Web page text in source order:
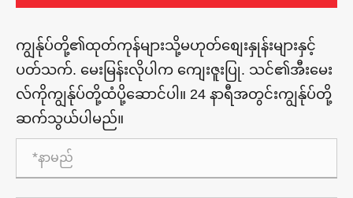
ကျွန်ုပ်တို့၏ထုတ်ကုန်များသို့မဟုတ်စျေးနှုန်းများနှင့်
ပတ်သက်. မေးမြန်းလိုပါက ကျေးဇူးပြု. သင်၏အီးမေး
လ်ကိုကျွန်ုပ်တို့ထံပို့ဆောင်ပါ။ 24 နာရီအတွင်းကျွန်ုပ်တို့
ဆက်သွယ်ပါမည်။